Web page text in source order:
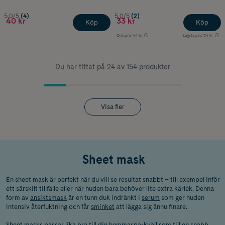
5.0/5 (4)
40 kr Köp
5.0/5 (2)
33 kr
Ord.pris 44 kr Lägsta pris 34 kr
Köp
Du har tittat på 24 av 154 produkter
Visa fler
Sheet mask
En sheet mask är perfekt när du vill se resultat snabbt – till exempel inför
ett särskilt tillfälle eller när huden bara behöver lite extra kärlek. Denna
form av ansiktsmask är en tunn duk indränkt i serum som ger huden
intensiv återfuktning och får sminket att lägga sig ännu finare.